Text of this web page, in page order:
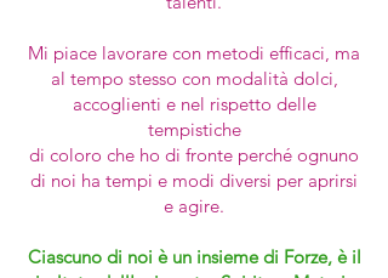
Mi piace lavorare con metodi efficaci, ma
al tempo stesso con modalità dolci,
accoglienti e nel rispetto delle
tempistiche
di coloro che ho di fronte perché ognuno
di noi ha tempi e modi diversi per aprirsi
e agire.
Ciascuno di noi è un insieme di Forze, è il